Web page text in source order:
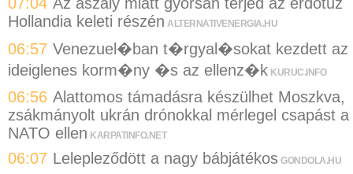
Hollandia keleti részén ALTERNATIVENERGIA.HU
06:57 Venezuel�ban t�rgyal�sokat kezdett az
ideiglenes korm�ny �s az ellenz�k KURUC.INFO
06:56 Alattomos támadásra készülhet Moszkva,
zsákmányolt ukrán drónokkal mérlegel csapást a
NATO ellen KARPATINFO.NET
06:07 Lelepleződött a nagy bábjátékos GONDOLA.HU